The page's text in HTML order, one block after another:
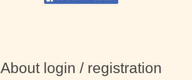
About login / registration